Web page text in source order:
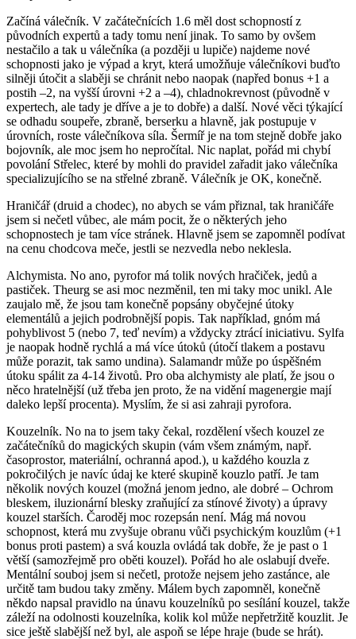
Začíná válečník. V začátečnících 1.6 měl dost schopností z
původních expertů a tady tomu není jinak. To samo by ovšem
nestačilo a tak u válečníka (a později u lupiče) najdeme nové
schopnosti jako je výpad a kryt, která umožňuje válečníkovi buďto
silněji útočit a slaběji se chránit nebo naopak (napřed bonus +1 a
postih –2, na vyšší úrovni +2 a –4), chladnokrevnost (původně v
expertech, ale tady je dříve a je to dobře) a další. Nové věci týkající
se odhadu soupeře, zbraně, berserku a hlavně, jak postupuje v
úrovních, roste válečníkova síla. Šermíř je na tom stejně dobře jako
bojovník, ale moc jsem ho nepročítal. Nic naplat, pořád mi chybí
povolání Střelec, které by mohli do pravidel zařadit jako válečníka
specializujícího se na střelné zbraně. Válečník je OK, konečně.
Hraničář (druid a chodec), no abych se vám přiznal, tak hraničáře
jsem si nečetl vůbec, ale mám pocit, že o některých jeho
schopnostech je tam více stránek. Hlavně jsem se zapomněl podívat
na cenu chodcova meče, jestli se nezvedla nebo neklesla.
Alchymista. No ano, pyrofor má tolik nových hračiček, jedů a
pastiček. Theurg se asi moc nezměnil, ten mi taky moc unikl. Ale
zaujalo mě, že jsou tam konečně popsány obyčejné útoky
elementálů a jejich podrobnější popis. Tak například, gnóm má
pohyblivost 5 (nebo 7, teď nevím) a vždycky ztrácí iniciativu. Sylfa
je naopak hodně rychlá a má více útoků (útočí tlakem a postavu
může porazit, tak samo undina). Salamandr může po úspěšném
útoku spálit za 4-14 životů. Pro oba alchymisty ale platí, že jsou o
něco hratelnější (už třeba jen proto, že na vidění magenergie mají
daleko lepší procenta). Myslím, že si asi zahraji pyrofora.
Kouzelník. No na to jsem taky čekal, rozdělení všech kouzel ze
začátečníků do magických skupin (vám všem známým, např.
časoprostor, materiální, ochranná apod.), u každého kouzla z
pokročilých je navíc údaj ke které skupině kouzlo patří. Je tam
několik nových kouzel (možná jenom jedno, ale dobré – Ochrom
bleskem, iluzionární blesky zraňující za stínové životy) a úpravy
kouzel starších. Čaroděj moc rozepsán není. Mág má novou
schopnost, která mu zvyšuje obranu vůči psychickým kouzlům (+1
bonus proti pastem) a svá kouzla ovládá tak dobře, že je past o 1
větší (samozřejmě pro oběti kouzel). Pořád ho ale oslabují dveře.
Mentální souboj jsem si nečetl, protože nejsem jeho zastánce, ale
určitě tam budou taky změny. Málem bych zapomněl, konečně
někdo napsal pravidlo na únavu kouzelníků po sesílání kouzel, takže
záleží na odolnosti kouzelníka, kolik kol může nepřetržitě kouzlit. Je
sice ještě slabější než byl, ale aspoň se lépe hraje (bude se hrát).